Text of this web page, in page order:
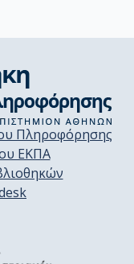
Πληροφόρησης
ΕΚΠΑ